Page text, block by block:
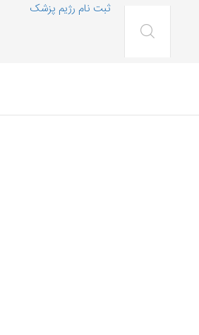
ثبت نام رژیم پزشک